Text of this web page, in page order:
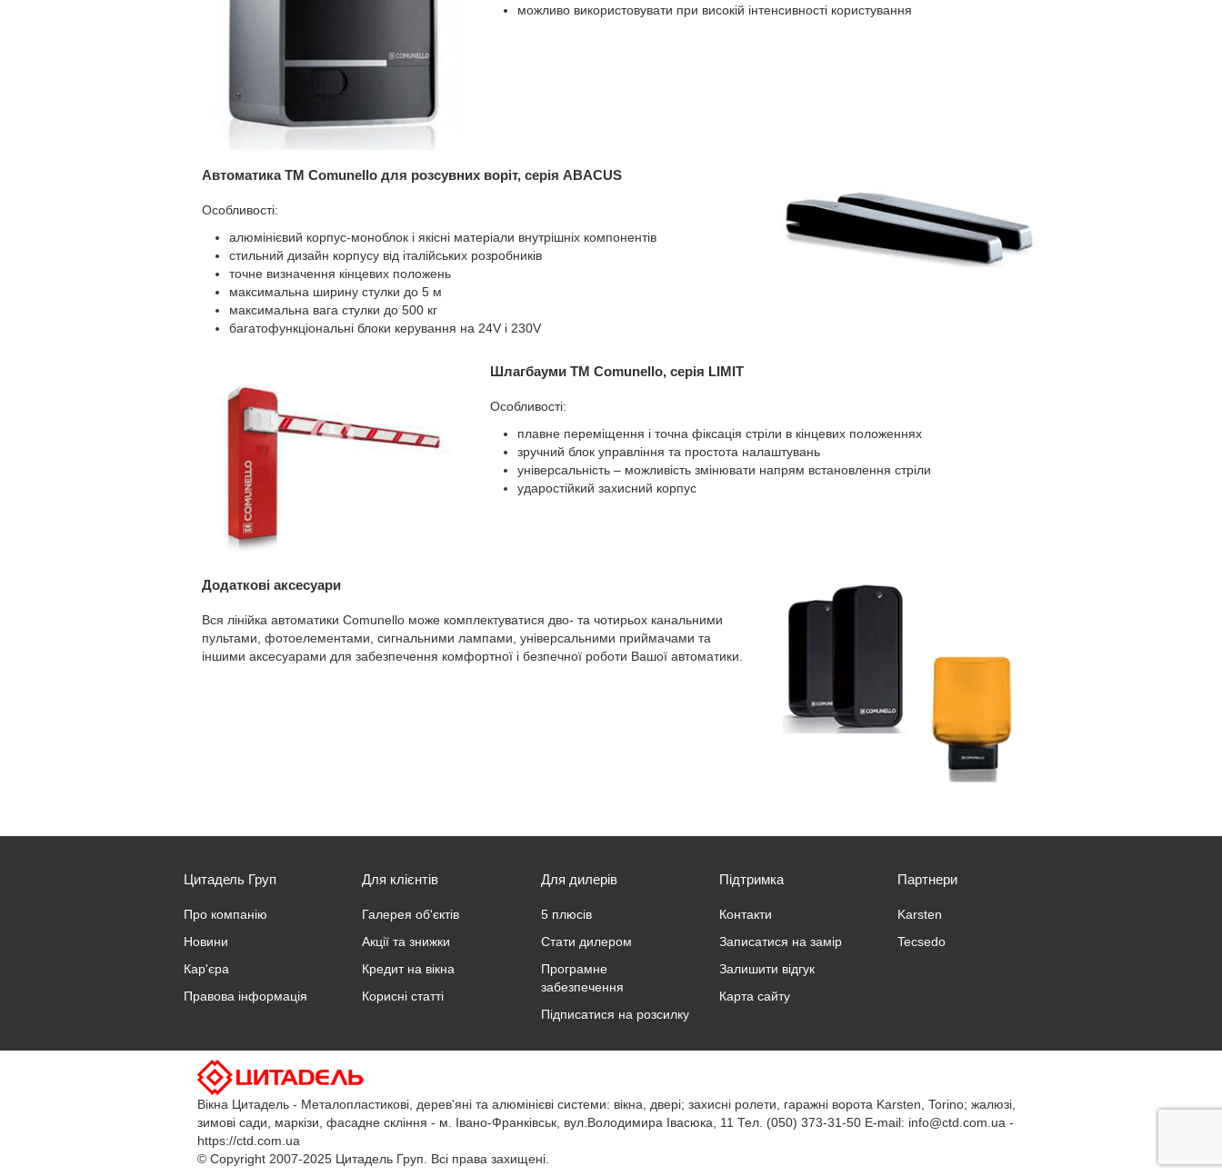
можливо використовувати при високій інтенсивності користування
Автоматика ТМ Comunello для розсувних воріт, серія ABACUS
Особливості:
алюмінієвий корпус-моноблок і якісні матеріали внутрішніх компонентів
стильний дизайн корпусу від італійських розробників
точне визначення кінцевих положень
максимальна ширину стулки до 5 м
максимальна вага стулки до 500 кг
багатофункціональні блоки керування на 24V і 230V
Шлагбауми ТМ Comunello, серія LIMIT
Особливості:
плавне переміщення і точна фіксація стріли в кінцевих положеннях
зручний блок управління та простота налаштувань
універсальність – можливість змінювати напрям встановлення стріли
ударостійкий захисний корпус
Додаткові аксесуари
Вся лінійка автоматики Comunello може комплектуватися дво- та чотирьох канальними
пультами, фотоелементами, сигнальними лампами, універсальними приймачами та
іншими аксесуарами для забезпечення комфортної і безпечної роботи Вашої автоматики.
Цитадель Груп
Про компанію
Новини
Кар'єра
Правова інформація
Для клієнтів
Галерея об'єктів
Акції та знижки
Кредит на вікна
Корисні статті
Для дилерів
5 плюсів
Стати дилером
Програмне
забезпечення
Підписатися на розсилку
Підтримка
Контакти
Записатися на замір
Залишити відгук
Карта сайту
Партнери
Karsten
Tecsedo
Вікна Цитадель - Металопластикові, дерев'яні та алюмінієві системи: вікна, двері; захисні ролети гаражні ворота Karsten, Torino; жалюзі,
зимові сади, маркізи, фасадне скління - м. Івано-Франківськ вул.Володимира Івасюка, 11 Тел. (050) 373-31-50 E-mail: info@ctd.com.ua -
https://ctd.com.ua
© Copyright 2007-2025 Цитадель Груп. Всі права захищені.